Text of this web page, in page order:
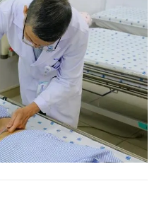
Tin 360
Magazine
Bạn cần biết